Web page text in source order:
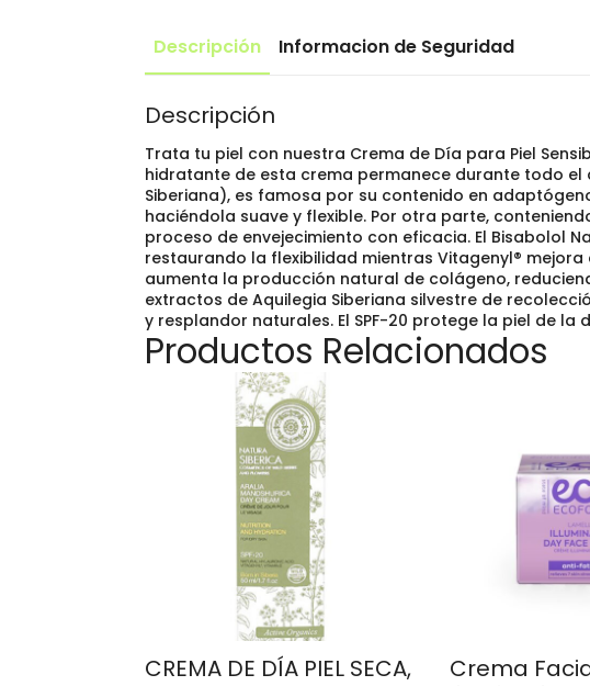
Descripción Informacion de Seguridad
Descripción
Trata tu piel con nuestra Crema de Día para Piel
hidratante de esta crema permanece durante todo el
Siberiana), es famosa por su contenido en
haciéndola suave y flexible. Por otra parte,
proceso de envejecimiento con eficacia. El Bisabolol
restaurando la flexibilidad mientras Vitagenyl®
aumenta la producción natural de colágeno,
extractos de Aquilegia Siberiana silvestre de
y resplandor naturales. El SPF-20 protege la piel de
Productos Relacionados
CREMA DE DÍA PIEL SECA,
Crema